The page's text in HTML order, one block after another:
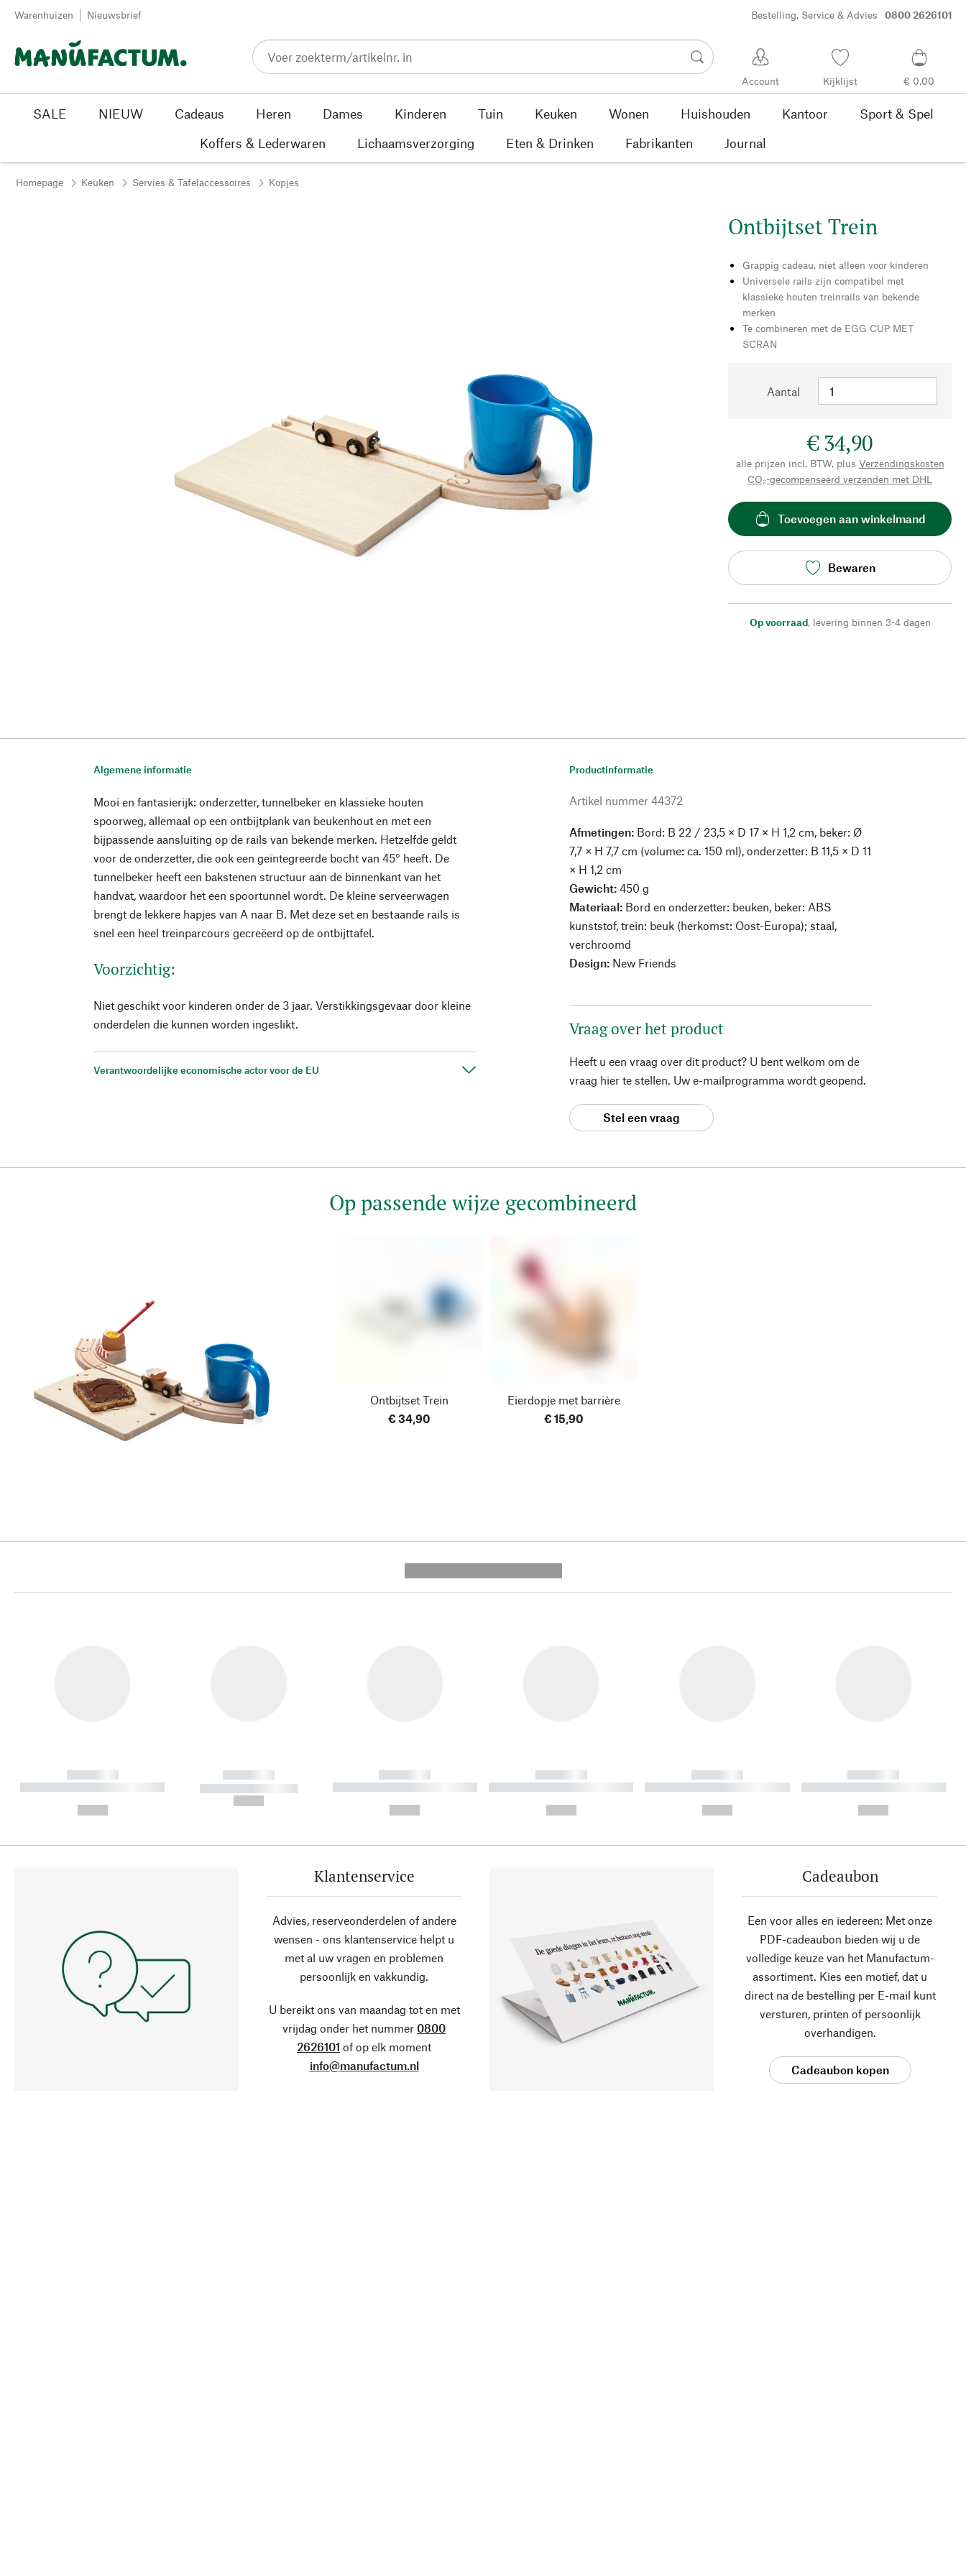
Passer au contenu
Warenhuizen Nieuwsbrief Bestelling, Service & Advies 0800 2626101
Account Kijklijst € 0,00
SALE NIEUW Cadeaus Heren Dames Kinderen Tuin Keuken Wonen Huishouden Kantoor
Sport & Spel
Koffers & Lederwaren
Lichaamsverzorging Eten & Drinken Fabrikanten Journal
Homepage Keuken Servies & Tafelaccessoires Kopjes
Ontbijtset Trein
Grappig cadeau, niet alleen voor kinderen
Universele rails zijn compatibel met
klassieke houten treinrails van bekende
merken
Te combineren met de EGG CUP MET
SCRAN
Aantal
€ 34,90
alle prijzen incl. BTW, plus Verzendingskosten
CO₂-gecompenseerd verzenden met DHL
Toevoegen aan winkelmand
Bewaren
Op voorraad, levering binnen 3-4 dagen
Algemene informatie
Mooi en fantasierijk: onderzetter, tunnelbeker en klassieke houten
spoorweg, allemaal op een ontbijtplank van beukenhout en met een
bijpassende aansluiting op de rails van bekende merken. Hetzelfde geldt
voor de onderzetter, die ook een geïntegreerde bocht van 45° heeft. De
tunnelbeker heeft een bakstenen structuur aan de binnenkant van het
handvat, waardoor het een spoortunnel wordt. De kleine serveerwagen
brengt de lekkere hapjes van A naar B. Met deze set en bestaande rails is
snel een heel treinparcours gecreëerd op de ontbijttafel.
Voorzichtig:
Niet geschikt voor kinderen onder de 3 jaar. Verstikkingsgevaar door kleine
onderdelen die kunnen worden ingeslikt.
Verantwoordelijke economische actor voor de EU
Productinformatie
Artikel nummer 44372
Afmetingen: Bord: B 22 / 23,5 × D 17 × H 1,2 cm, beker: Ø
7,7 × H 7,7 cm (volume: ca. 150 ml), onderzetter: B 11,5 × D 11
× H 1,2 cm
Gewicht: 450 g
Materiaal: Bord en onderzetter: beuken, beker: ABS
kunststof, trein: beuk (herkomst: Oost-Europa); staal,
verchroomd
Design: New Friends
Vraag over het product
Heeft u een vraag over dit product? U bent welkom om de
vraag hier te stellen. Uw e-mailprogramma wordt geopend.
Stel een vraag
Op passende wijze gecombineerd
Ontbijtset Trein
€ 34,90
Eierdopje met barrière
€ 15,90
------------
----------- ----------- ----------
------------
----------- -----------
------------
----------- ----------- ----------
------------
----------- ----------- ----------
------------
----------- ----------- ----------
------------
----------- ----------- ----------
Klantenservice
Advies, reserveonderdelen of andere
wensen - ons klantenservice helpt u
met al uw vragen en problemen
persoonlijk en vakkundig.
U bereikt ons van maandag tot en met
vrijdag onder het nummer 0800
2626101 of op elk moment
info@manufactum.nl
Cadeaubon
Een voor alles en iedereen: Met onze
PDF-cadeaubon bieden wij u de
volledige keuze van het Manufactum-
assortiment. Kies een motief, dat u
direct na de bestelling per E-mail kunt
versturen, printen of persoonlijk
overhandigen.
Cadeaubon kopen